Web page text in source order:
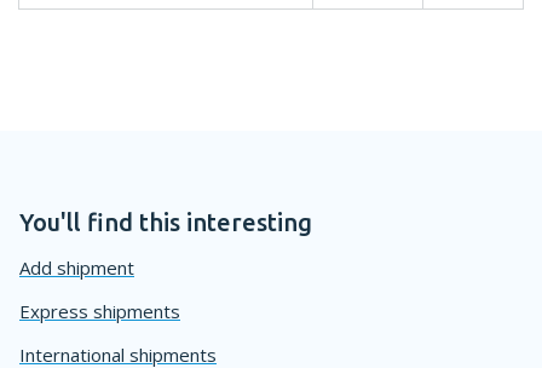
You'll find this interesting
Add shipment
Express shipments
International shipments